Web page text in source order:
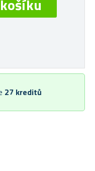
27 kreditů